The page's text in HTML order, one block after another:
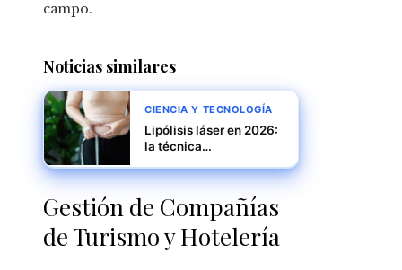
campo.
Noticias similares
CIENCIA Y TECNOLOGÍA
Lipólisis láser en 2026:
la técnica
que transforma el
Gestión de Compañías
de Turismo y Hotelería